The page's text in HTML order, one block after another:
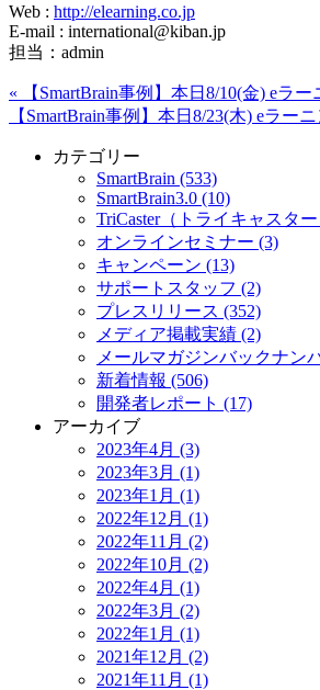
Web : http://elearning.co.jp
E-mail : international@kiban.jp
担当：admin
« 【SmartBrain事例】本日8/10(金) eラ
【SmartBrain事例】本日8/23(木) eラ
カテゴリー
SmartBrain (533)
SmartBrain3.0 (10)
TriCaster（トライキャスタ
オンラインセミナー (3)
キャンペーン (13)
サポートスタッフ (2)
プレスリリース (352)
メディア掲載実績 (2)
メールマガジンバックナン
新着情報 (506)
開発者レポート (17)
アーカイブ
2023年4月 (3)
2023年3月 (1)
2023年1月 (1)
2022年12月 (1)
2022年11月 (2)
2022年10月 (2)
2022年4月 (1)
2022年3月 (2)
2022年1月 (1)
2021年12月 (2)
2021年11月 (1)